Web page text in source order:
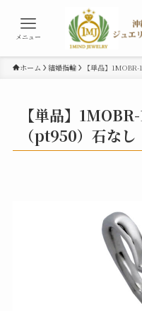
メニュー
ホーム 結婚指輪 【単品】
【単品】
（pt950）石なし